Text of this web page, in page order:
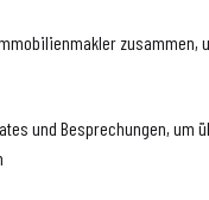
zusammen,
und Besprechungen, um